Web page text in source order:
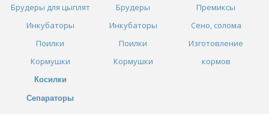
Брудеры для цыплят
Инкубаторы
Поилки
Кормушки
Косилки
Сепараторы
Брудеры
Инкубаторы
Поилки
Кормушки
Премиксы
Сено, солома
Изготовление
кормов